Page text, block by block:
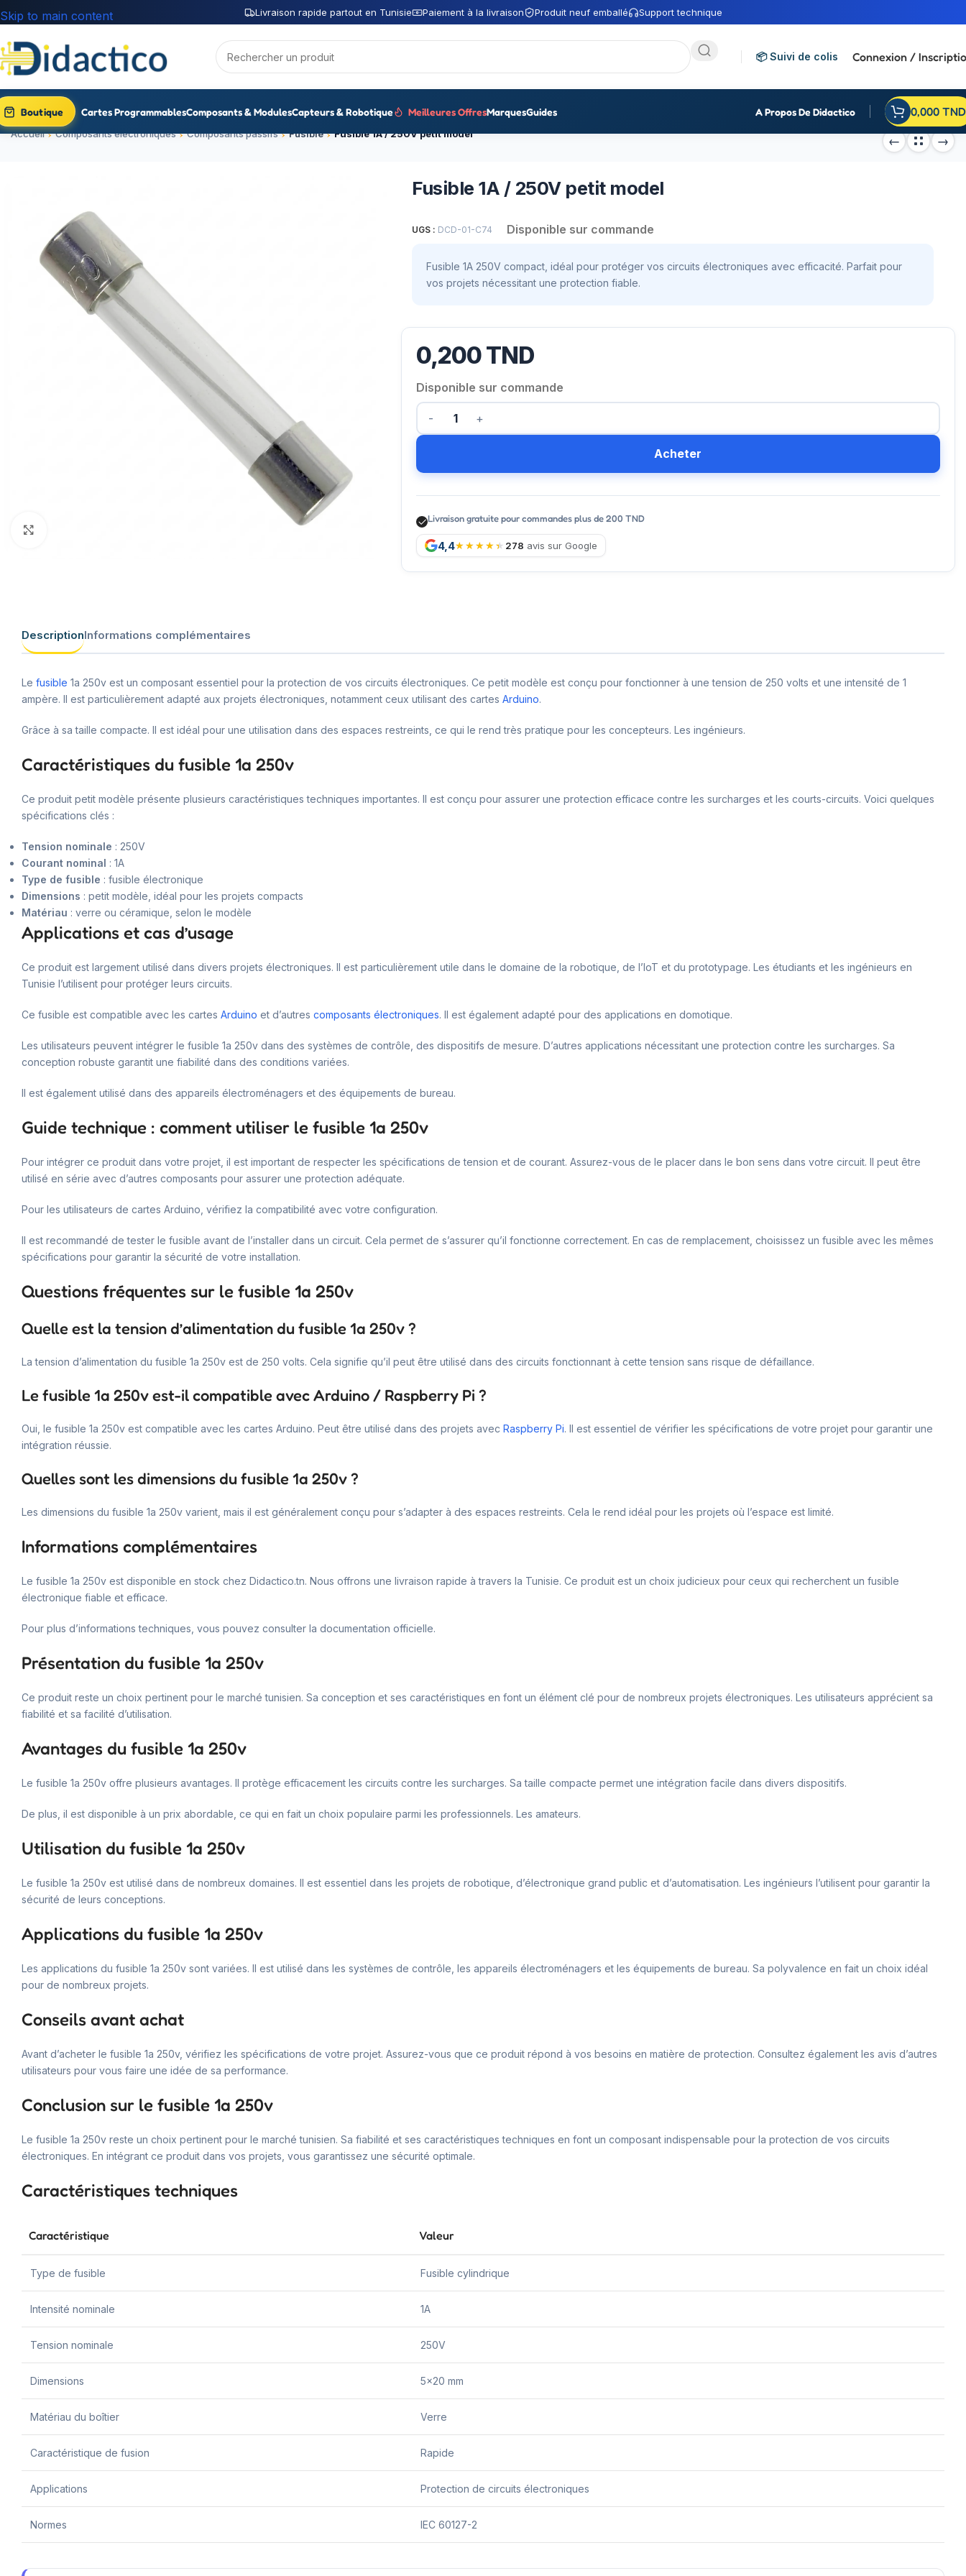
Livraison rapide partout en Tunisie Paiement à la livraison Produit neuf emballé Support technique
Skip to main content
📦 Suivi de colis Connexion /
Boutique Cartes ProgrammablesComposants & ModulesCapteurs & Robotique Meilleures OffresMarquesGuides A Propos De Didactico 0,000 TND
Accueil Composants électroniques Composants passifs Fusible Fusible 1A / 250V petit model
Fusible 1A / 250V petit model
UGS : DCD-01-C74 Disponible sur commande
Fusible 1A 250V compact, idéal pour protéger vos circuits électroniques avec efficacité. Parfait pour
vos projets nécessitant une protection fiable.
0,200TND
Disponible sur commande
Acheter
Livraison gratuite pour commandes plus de 200 TND
4,4 278 avis sur Google
DescriptionInformations complémentaires
Le fusible 1a 250v est un composant essentiel pour la protection de vos circuits électroniques. Ce petit modèle est conçu pour fonctionner à une tension de 250 volts et une intensité de 1
ampère. Il est particulièrement adapté aux projets électroniques, notamment ceux utilisant des cartes Arduino.
Grâce à sa taille compacte. Il est idéal pour une utilisation dans des espaces restreints, ce qui le rend très pratique pour les concepteurs. Les ingénieurs.
Caractéristiques du fusible 1a 250v
Ce produit petit modèle présente plusieurs caractéristiques techniques importantes. Il est conçu pour assurer une protection efficace contre les surcharges et les courts-circuits. Voici quelques
spécifications clés :
Tension nominale : 250V
Courant nominal : 1A
Type de fusible : fusible électronique
Dimensions : petit modèle, idéal pour les projets compacts
Matériau : verre ou céramique, selon le modèle
Applications et cas d’usage
Ce produit est largement utilisé dans divers projets électroniques. Il est particulièrement utile dans le domaine de la robotique, de l’IoT et du prototypage. Les étudiants et les ingénieurs en
Tunisie l’utilisent pour protéger leurs circuits.
Ce fusible est compatible avec les cartes Arduino et d’autres composants électroniques. Il est également adapté pour des applications en domotique.
Les utilisateurs peuvent intégrer le fusible 1a 250v dans des systèmes de contrôle, des dispositifs de mesure. D’autres applications nécessitant une protection contre les surcharges. Sa
conception robuste garantit une fiabilité dans des conditions variées.
Il est également utilisé dans des appareils électroménagers et des équipements de bureau.
Guide technique : comment utiliser le fusible 1a 250v
Pour intégrer ce produit dans votre projet, il est important de respecter les spécifications de tension et de courant. Assurez-vous de le placer dans le bon sens dans votre circuit. Il peut être
utilisé en série avec d’autres composants pour assurer une protection adéquate.
Pour les utilisateurs de cartes Arduino, vérifiez la compatibilité avec votre configuration.
Il est recommandé de tester le fusible avant de l’installer dans un circuit. Cela permet de s’assurer qu’il fonctionne correctement. En cas de remplacement, choisissez un fusible avec les mêmes
spécifications pour garantir la sécurité de votre installation.
Questions fréquentes sur le fusible 1a 250v
Quelle est la tension d’alimentation du fusible 1a 250v ?
La tension d’alimentation du fusible 1a 250v est de 250 volts. Cela signifie qu’il peut être utilisé dans des circuits fonctionnant à cette tension sans risque de défaillance.
Le fusible 1a 250v est-il compatible avec Arduino / Raspberry Pi ?
Oui, le fusible 1a 250v est compatible avec les cartes Arduino. Peut être utilisé dans des projets avec Raspberry Pi. Il est essentiel de vérifier les spécifications de votre projet pour garantir une
intégration réussie.
Quelles sont les dimensions du fusible 1a 250v ?
Les dimensions du fusible 1a 250v varient, mais il est généralement conçu pour s’adapter à des espaces restreints. Cela le rend idéal pour les projets où l’espace est limité.
Informations complémentaires
Le fusible 1a 250v est disponible en stock chez Didactico.tn. Nous offrons une livraison rapide à travers la Tunisie. Ce produit est un choix judicieux pour ceux qui recherchent un fusible
électronique fiable et efficace.
Pour plus d’informations techniques, vous pouvez consulter la documentation officielle.
Présentation du fusible 1a 250v
Ce produit reste un choix pertinent pour le marché tunisien. Sa conception et ses caractéristiques en font un élément clé pour de nombreux projets électroniques. Les utilisateurs apprécient sa
fiabilité et sa facilité d’utilisation.
Avantages du fusible 1a 250v
Le fusible 1a 250v offre plusieurs avantages. Il protège efficacement les circuits contre les surcharges. Sa taille compacte permet une intégration facile dans divers dispositifs.
De plus, il est disponible à un prix abordable, ce qui en fait un choix populaire parmi les professionnels. Les amateurs.
Utilisation du fusible 1a 250v
Le fusible 1a 250v est utilisé dans de nombreux domaines. Il est essentiel dans les projets de robotique, d’électronique grand public et d’automatisation. Les ingénieurs l’utilisent pour garantir la
sécurité de leurs conceptions.
Applications du fusible 1a 250v
Les applications du fusible 1a 250v sont variées. Il est utilisé dans les systèmes de contrôle, les appareils électroménagers et les équipements de bureau. Sa polyvalence en fait un choix idéal
pour de nombreux projets.
Conseils avant achat
Avant d’acheter le fusible 1a 250v, vérifiez les spécifications de votre projet. Assurez-vous que ce produit répond à vos besoins en matière de protection. Consultez également les avis d’autres
utilisateurs pour vous faire une idée de sa performance.
Conclusion sur le fusible 1a 250v
Le fusible 1a 250v reste un choix pertinent pour le marché tunisien. Sa fiabilité et ses caractéristiques techniques en font un composant indispensable pour la protection de vos circuits
électroniques. En intégrant ce produit dans vos projets, vous garantissez une sécurité optimale.
Caractéristiques techniques
Caractéristique Valeur
Type de fusible Fusible cylindrique
Intensité nominale 1A
Tension nominale 250V
Dimensions 5×20 mm
Matériau du boîtier Verre
Caractéristique de fusion Rapide
Applications Protection de circuits électroniques
Normes IEC 60127-2